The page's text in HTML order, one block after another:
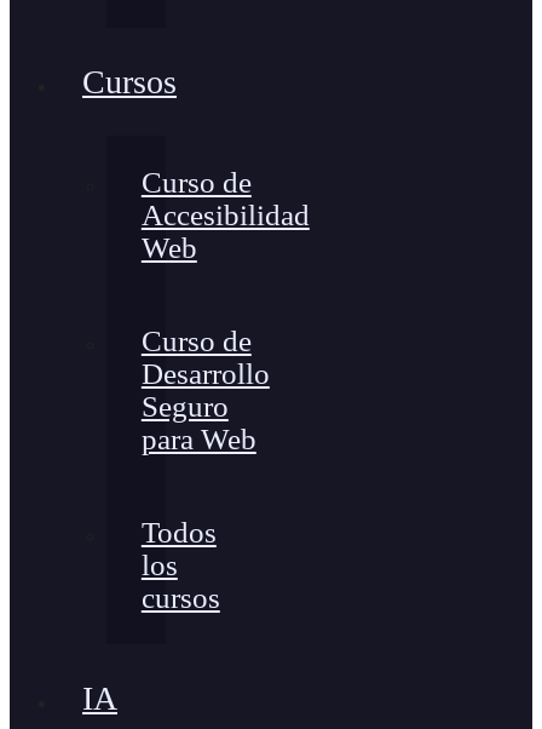
Cursos
Curso de
Accesibilidad
Web
Curso de
Desarrollo
Seguro
para Web
Todos
los
cursos
IA